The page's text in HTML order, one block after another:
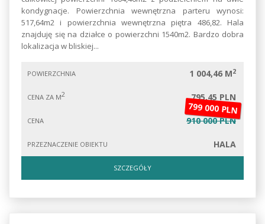
kondygnacje. Powierzchnia wewnętrzna parteru wynosi:
517,64m2 i powierzchnia wewnętrzna piętra 486,82. Hala
znajduję się na działce o powierzchni 1540m2. Bardzo dobra
lokalizacja w bliskiej...
POWIERZCHNIA 1 004,46 M2
CENA ZA M2 795,45 PLN
CENA 910 000 PLN
799 000 PLN
PRZEZNACZENIE OBIEKTU HALA
SZCZEGÓŁY